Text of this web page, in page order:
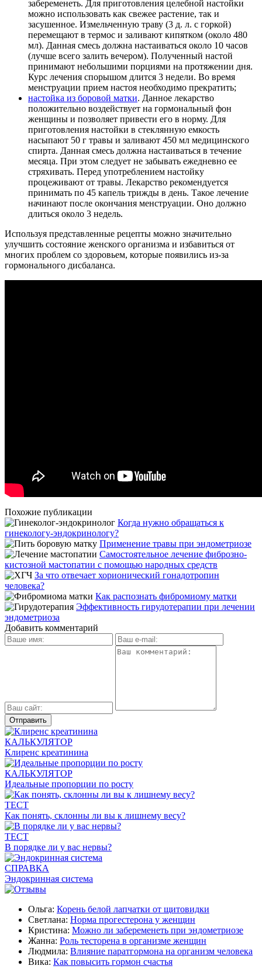
забеременеть. Для приготовления целебной настойки
можно использовать как свежее растение, так и
засушенное. Измельченную траву (3 д. л. с горкой)
перемещают в термос и заливают кипятком (около 480
мл). Данная смесь должна настаиваться около 10 часов
(лучше всего залить вечером). Полученный настой
принимают небольшими порциями на протяжении дня.
Курс лечения спорышом длится 3 недели. Во время
менструации прием настоя необходимо прекратить;
настойка из боровой матки. Данное лекарство
положительно воздействует на гормональный фон
женщины и позволяет привести его в норму. Для
приготовления настойки в стеклянную емкость
насыпают 50 г травы и заливают 450 мл медицинского
спирта. Данная смесь должна настаиваться в течение
месяца. При этом следует не забывать ежедневно ее
стряхивать. Перед употреблением настойку
процеживают от травы. Лекарство рекомендуется
принимать по 45 капель трижды в день. Такое лечение
начинают после окончания менструации. Оно должно
длиться около 3 недель.
Используя представленные рецепты можно значительно
улучшить состояние женского организма и избавиться от
многих проблем со здоровьем, которые появились из-за
гормонального дисбаланса.
Похожие публикации
Когда нужно обращаться к
гинекологу-эндокринологу?
Применение травы при эндометриозе
Самостоятельное лечение фиброзно-
кистозной мастопатии с помощью народных средств
За что отвечает хорионический гонадотропин
человека?
Как распознать фибромиому матки
Эффективность гирудотерапии при лечении
эндометриоза
Добавить комментарий
КАЛЬКУЛЯТОР
Клиренс креатинина
КАЛЬКУЛЯТОР
Идеальные пропорции по росту
ТЕСТ
Как понять, склонны ли вы к лишнему весу?
ТЕСТ
В порядке ли у вас нервы?
СПРАВКА
Эндокринная система
Ольга: Корень белой лапчатки от щитовидки
Светлана: Норма прогестерона у женщин
Кристина: Можно ли забеременеть при эндометриозе
Жанна: Роль тесторена в организме женщин
Людмила: Влияние паратгормона на организм человека
Вика: Как повысить гормон счастья